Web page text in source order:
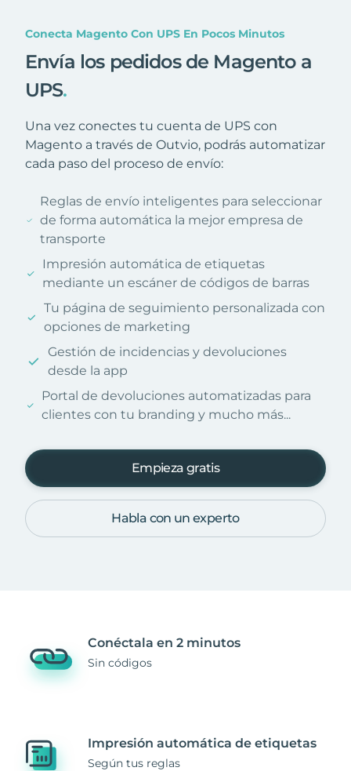
Conecta Magento Con UPS En Pocos Minutos
Envía los pedidos de Magento a
UPS.
Una vez conectes tu cuenta de UPS con
Magento a través de Outvio, podrás automatizar
cada paso del proceso de envío:
Reglas de envío inteligentes para seleccionar
de forma automática la mejor empresa de
transporte
Impresión automática de etiquetas
mediante un escáner de códigos de barras
Tu página de seguimiento personalizada con
opciones de marketing
Gestión de incidencias y devoluciones
desde la app
Portal de devoluciones automatizadas para
clientes con tu branding y mucho más...
Empieza gratis
Habla con un experto
Conéctala en 2 minutos
Sin códigos
Impresión automática de etiquetas
Según tus reglas